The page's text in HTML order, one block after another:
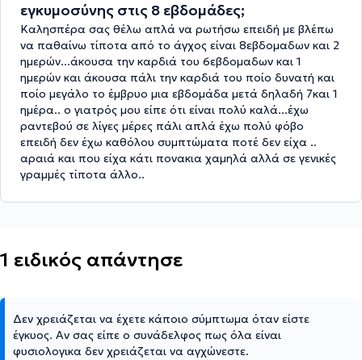
εγκυμοσύνης στις 8 εβδομάδες;
Καλησπέρα σας θέλω απλά να ρωτήσω επειδή με βλέπω
να παθαίνω τίποτα από το άγχος είναι 8εβδομαδων και 2
ημερών...άκουσα την καρδιά του 6εβδομαδων και 1
ημερών και άκουσα πάλι την καρδιά του ποίο δυνατή και
ποίο μεγάλο το έμβρυο μια εβδομάδα μετά δηλαδή 7και 1
ημέρα.. ο γιατρός μου είπε ότι είναι πολύ καλά...έχω
ραντεβού σε λίγες μέρες πάλι απλά έχω πολύ φόβο
επειδή δεν έχω καθόλου συμπτώματα ποτέ δεν είχα ..
αραιά και που είχα κάτι πονακια χαμηλά αλλά σε γενικές
γραμμές τίποτα άλλο..
1 ειδικός απάντησε
Δεν χρειάζεται να έχετε κάποιο σύμπτωμα όταν είστε
έγκυος. Αν σας είπε ο συνάδελφος πως όλα είναι
φυσιολογικα δεν χρειάζεται να αγχώνεστε.